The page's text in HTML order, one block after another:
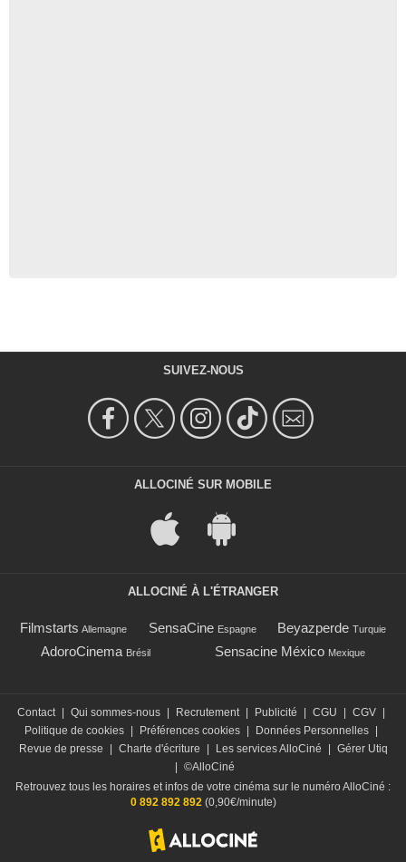
SUIVEZ-NOUS
ALLOCINÉ SUR MOBILE
ALLOCINÉ À L'ÉTRANGER
Filmstarts Allemagne SensaCine Espagne Beyazperde Turquie
AdoroCinema Brésil Sensacine México Mexique
Contact | Qui sommes-nous | Recrutement | Publicité | CGU | CGV |
Politique de cookies | Préférences cookies | Données Personnelles |
Revue de presse
| Charte d'écriture | Les services AlloCiné | Gérer Utiq
| ©AlloCiné
Retrouvez tous les horaires et infos de votre cinéma sur le numéro AlloCiné :
0 892 892 892(0,90€/minute)